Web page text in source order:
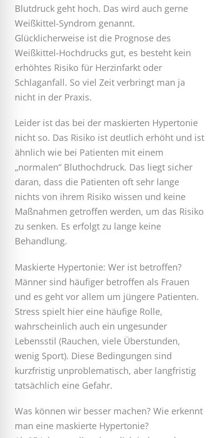
Blutdruck geht hoch. Das wird auch gerne
Weißkittel-Syndrom genannt.
Glücklicherweise ist die Prognose des
Weißkittel-Hochdrucks gut, es besteht kein
erhöhtes Risiko für Herzinfarkt oder
Schlaganfall. So viel Zeit verbringt man ja
nicht in der Praxis.
Leider ist das bei der maskierten Hypertonie
nicht so. Das Risiko ist deutlich erhöht und ist
ähnlich wie bei Patienten mit einem
„normalen“ Bluthochdruck. Das liegt sicher
daran, dass die Patienten oft sehr lange
nichts von ihrem Risiko wissen und keine
Maßnahmen getroffen werden, um das Risiko
zu senken. Es erfolgt zu lange keine
Behandlung.
Maskierte Hypertonie: Wer ist betroffen?
Männer sind häufiger betroffen als Frauen
und es geht vor allem um jüngere Patienten.
Stress spielt hier eine häufige Rolle,
wahrscheinlich auch ein ungesunder
Lebensstil (Rauchen, viele Überstunden,
wenig Sport). Diese Bedingungen sind
kurzfristig unproblematisch, aber langfristig
tatsächlich eine Gefahr.
Was können wir besser machen? Wie erkennt
man eine maskierte Hypertonie?